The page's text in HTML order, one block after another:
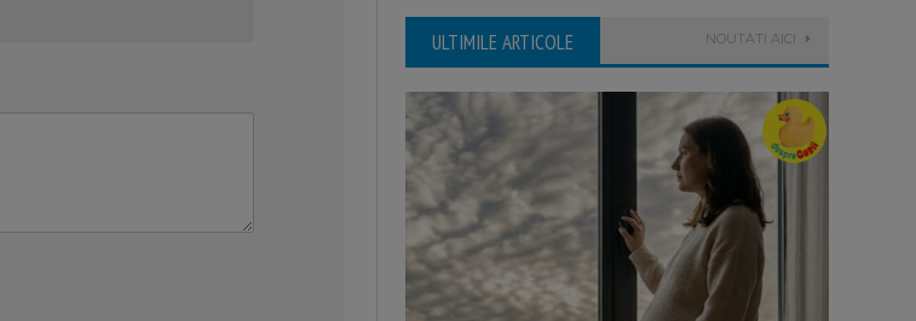
ULTIMILE ARTICOLE NOUTATI AICI